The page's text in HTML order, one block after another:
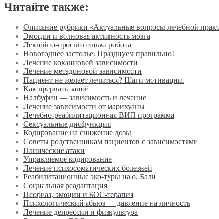
Читайте также:
Описание рубрики «Актуальные вопросы лечебной
Эмоции и волновая активность мозга
Лекційно-просвітницька робота
Новогоднее застолье. Празднуем правильно!
Лечение кокаиновой зависимости
Лечение метадоновой зависимости
Пациент не желает лечиться? Шаги мотивации.
Как прервать запой
Налбуфин — зависимость и лечение
Лечение зависимости от марихуаны
Лечебно-реабилитационная ВИП программа
Сексуальные дисфункции
Кодирование на снижение дозы
Советы родственникам пациентов с зависимостями
Панические атаки
Управляемое кодирование
Лечение психосоматических болезней
Реабилитационные эко-туры на о. Бали
Социальная реадаптация
Псориаз, эмоции и БОС-терапия
Психологический абьюз — давление на личность
Лечение депрессии и физкультура